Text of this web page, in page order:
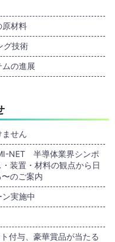
原材料
グ技術
の進展
せん
NET 半導体業界シンポ
装置・材料の観点から日
のご案内
実施中
付与、豪華賞品が当たる